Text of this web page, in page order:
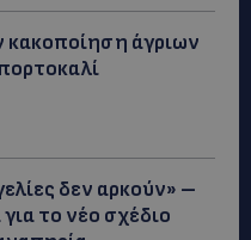
κακοποίηση άγριων
δεν αρκούν» –
το νέο σχέδιο